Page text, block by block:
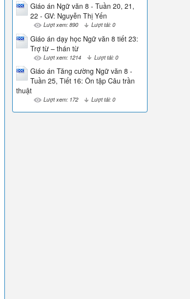
Giáo án Ngữ văn 8 - Tuần 20, 21,
22 - GV: Nguyễn Thị Yến
Lượt xem: 890 Lượt tải: 0
Giáo án dạy học Ngữ văn 8 tiết 23:
Trợ từ – thán từ
Lượt xem: 1214 Lượt tải: 0
Giáo án Tăng cường Ngữ văn 8 -
Tuần 25, Tiết 16: Ôn tập Câu trần
thuật
Lượt xem: 172 Lượt tải: 0